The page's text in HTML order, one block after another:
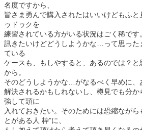
名度ですから、
皆さま勇んで購入されたはいいけどもふ
ゥドゥクを
練習されている方がいる状況はごく稀です。
訊きたいけどどうしようかな…って思った
ている
ケースも、もしやすると、あるのでは？
から。
そのどうしようかな…がなるべく早めに、
解決されるかもしれないし、樽見でも分
強して頭に
入れておきたい。そのためには恐縮ながら
とがある人 枠”に、